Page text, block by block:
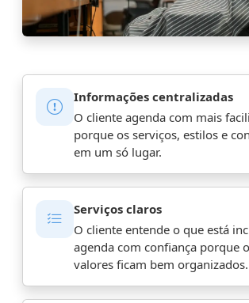
Informações centralizadas
O cliente agenda com mais
porque os serviços, estilos e
em um só lugar.
Serviços claros
O cliente entende o que está
agenda com confiança porque
valores ficam bem organizados.